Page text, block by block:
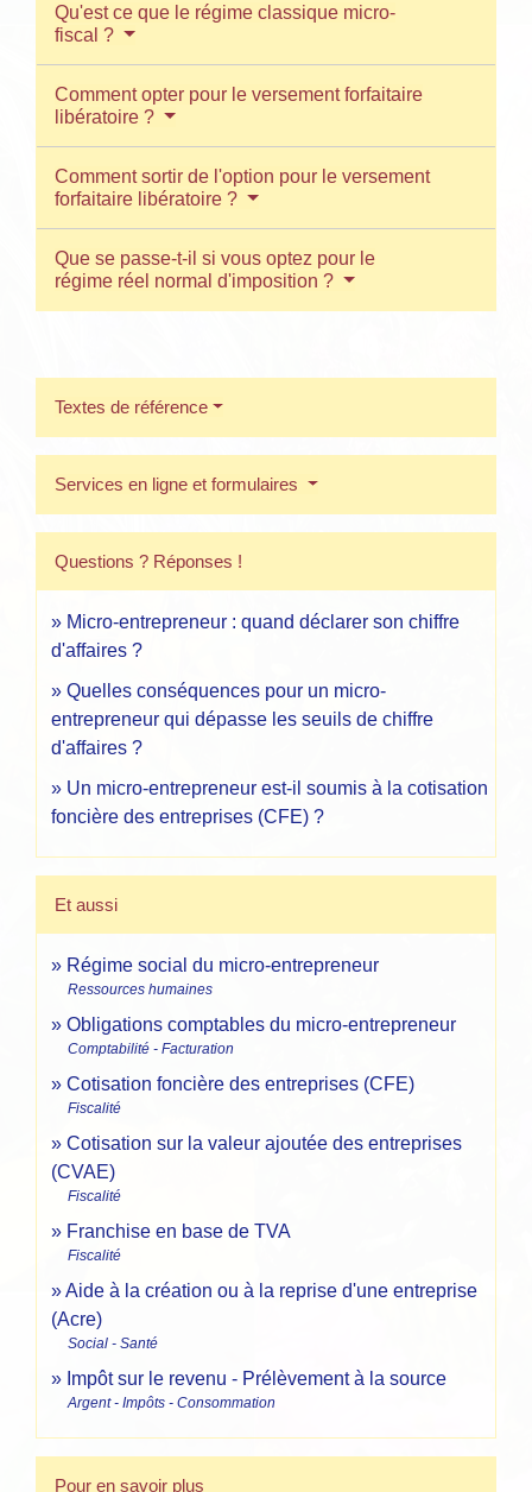
Qu'est ce que le régime classique micro-
fiscal ?
Comment opter pour le versement forfaitaire
libératoire ?
Comment sortir de l'option pour le versement
forfaitaire libératoire ?
Que se passe-t-il si vous optez pour le
régime réel normal d'imposition ?
Textes de référence
Services en ligne et formulaires
Questions ? Réponses !
Micro-entrepreneur : quand déclarer son chiffre
d'affaires ?
Quelles conséquences pour un micro-
entrepreneur qui dépasse les seuils de chiffre
d'affaires ?
Un micro-entrepreneur est-il soumis à la cotisation
foncière des entreprises (CFE) ?
Et aussi
Régime social du micro-entrepreneur
Ressources humaines
Obligations comptables du micro-entrepreneur
Comptabilité - Facturation
Cotisation foncière des entreprises (CFE)
Fiscalité
Cotisation sur la valeur ajoutée des entreprises
(CVAE)
Fiscalité
Franchise en base de TVA
Fiscalité
Aide à la création ou à la reprise d'une entreprise
(Acre)
Social - Santé
Impôt sur le revenu - Prélèvement à la source
Argent - Impôts - Consommation
Pour en savoir plus